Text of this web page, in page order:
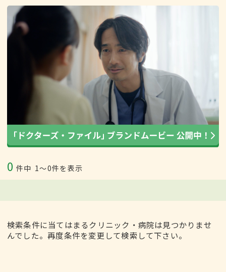
0 件中 1〜0件を表示
検索条件に当てはまるクリニック・病院は見つかりませ
んでした。再度条件を変更して検索して下さい。